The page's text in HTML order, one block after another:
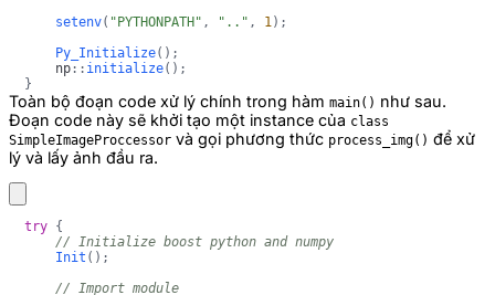
setenv( "PYTHONPATH" , ".." , 1) ;
Py_Initialize( ) ;
    np
:: initialize( ) ;
}
Toàn bộ đoạn code xử lý chính trong hàm main() như sau.
Đoạn code này sẽ khởi tạo một instance của class
SimpleImageProccessor và gọi phương thức process_img() để xử
lý và lấy ảnh đầu ra.
try {
// Initialize boost python and numpy
Init ( ) ;
// Import module